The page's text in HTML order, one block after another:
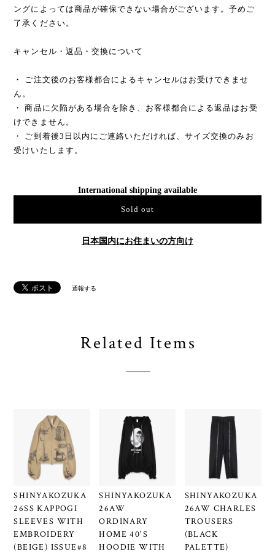
ングによっては商品が確保できない場合がございます。予めご
了承ください。
キャンセル・返品・交換について
・ ご注文後のお客様都合によるキャンセルはお受けできませ
ん。
・ 商品に欠陥がある場合を除き、お客様都合による返品はお受
けできません。
・ ご到着後3日以内にご連絡いただければ、サイズ交換のみお
受けいたします。
International shipping available
Sold out
日本国内にお住まいの方向け
通報する
Related Items
SHINYAKOZUKA
26SS KAPPOGI
SLEEVES WITH
EMBROIDERY
(BEIGE) ISSUE#8
SHINYAKOZUKA
26AW
ORDINARY
HOME 40'S
HOODIE WITH
SHINYAKOZUKA
26AW CHARLES
TROUSERS
(BLACK
PALETTE)